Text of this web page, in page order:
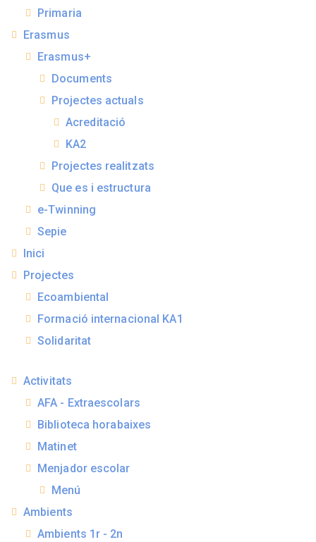
Primaria
Erasmus
Erasmus+
Documents
Projectes actuals
Acreditació
KA2
Projectes realitzats
Que es i estructura
e-Twinning
Sepie
Inici
Projectes
Ecoambiental
Formació internacional KA1
Solidaritat
Activitats
AFA - Extraescolars
Biblioteca horabaixes
Matinet
Menjador escolar
Menú
Ambients
Ambients 1r - 2n